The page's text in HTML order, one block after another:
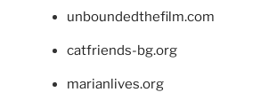
unboundedthefilm.com
catfriends-bg.org
marianlives.org